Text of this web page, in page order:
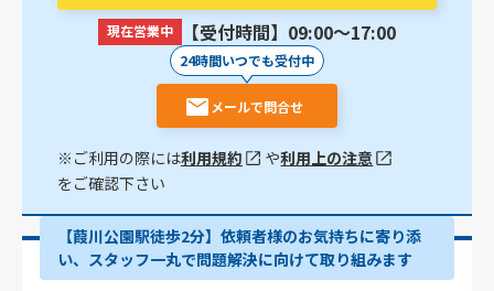
現在営業中 【受付時間】09:00〜17:00
24時間いつでも受付中
メールで問合せ
※ご利用の際には利用規約 や利用上の注意
をご確認下さい
【葭川公園駅徒歩2分】依頼者様のお気持ちに寄り添
い、スタッフ一丸で問題解決に向けて取り組みます